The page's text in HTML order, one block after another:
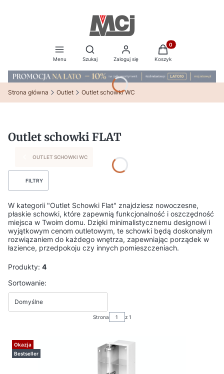
Menu
Otwórz wyszukiwarkę
Szukaj Zaloguj się
Produkty w
Koszyk
Strona główna Outlet Outlet schowki WC
Outlet schowki FLAT
OUTLET SCHOWKI WC
FILTRY
W kategorii "Outlet Schowki Flat" znajdziesz nowoczesne,
płaskie schowki, które zapewnią funkcjonalność i oszczędność
miejsca w Twoim domu. Dzięki minimalistycznemu designowi i
wyjątkowym cenom outletowym, te schowki będą doskonałym
rozwiązaniem do każdego wnętrza, zapewniając porządek w
łazience, przedpokoju czy innych pomieszczeniach.
Produkty: 4
Lista produktów
Sortowanie:
Domyślne
Strona z 1
Okazja
Bestseller